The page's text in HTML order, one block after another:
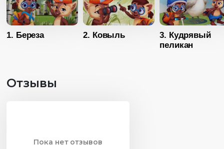
1. Береза 2. Ковыль
3. Кудрявый
пеликан
Отзывы
Пока нет отзывов